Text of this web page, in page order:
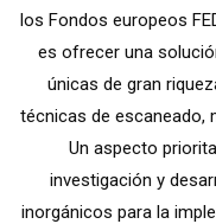
los Fondos europeos
es ofrecer una
únicas de gran
técnicas de escaneado,
Un aspecto
investigación y
inorgánicos para la